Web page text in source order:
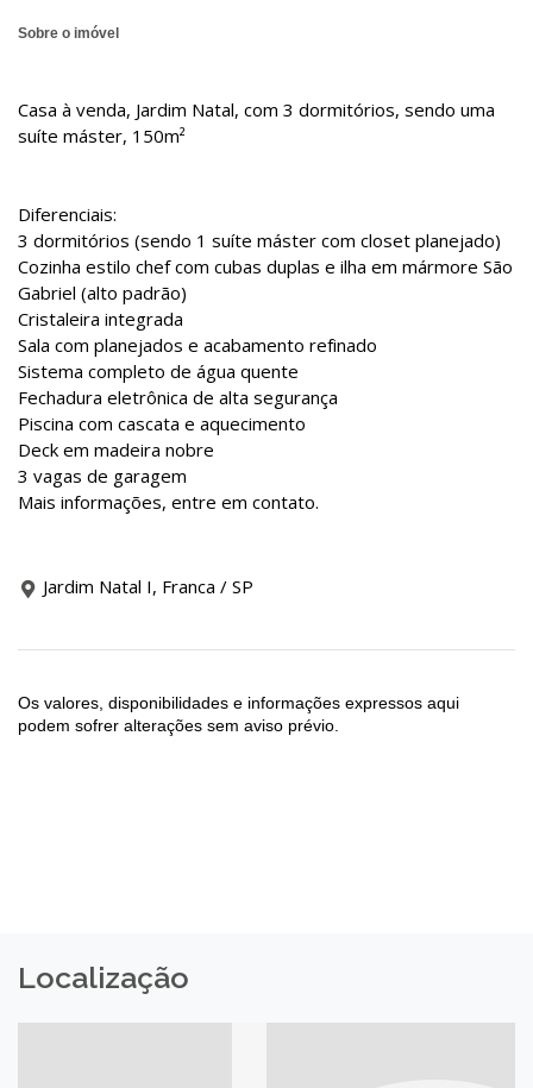
Sobre o imóvel
Casa à venda, Jardim Natal, com 3 dormitórios, sendo uma
suíte máster, 150m²
Diferenciais:
3 dormitórios (sendo 1 suíte máster com closet planejado)
Cozinha estilo chef com cubas duplas e ilha em mármore São
Gabriel (alto padrão)
Cristaleira integrada
Sala com planejados e acabamento refinado
Sistema completo de água quente
Fechadura eletrônica de alta segurança
Piscina com cascata e aquecimento
Deck em madeira nobre
3 vagas de garagem
Mais informações, entre em contato.
Jardim Natal I, Franca / SP
Os valores, disponibilidades e informações expressos aqui
podem sofrer alterações sem aviso prévio.
Localização